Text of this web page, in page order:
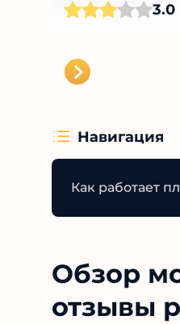
3.0
Навигация
Как работает
Обзор
отзывы